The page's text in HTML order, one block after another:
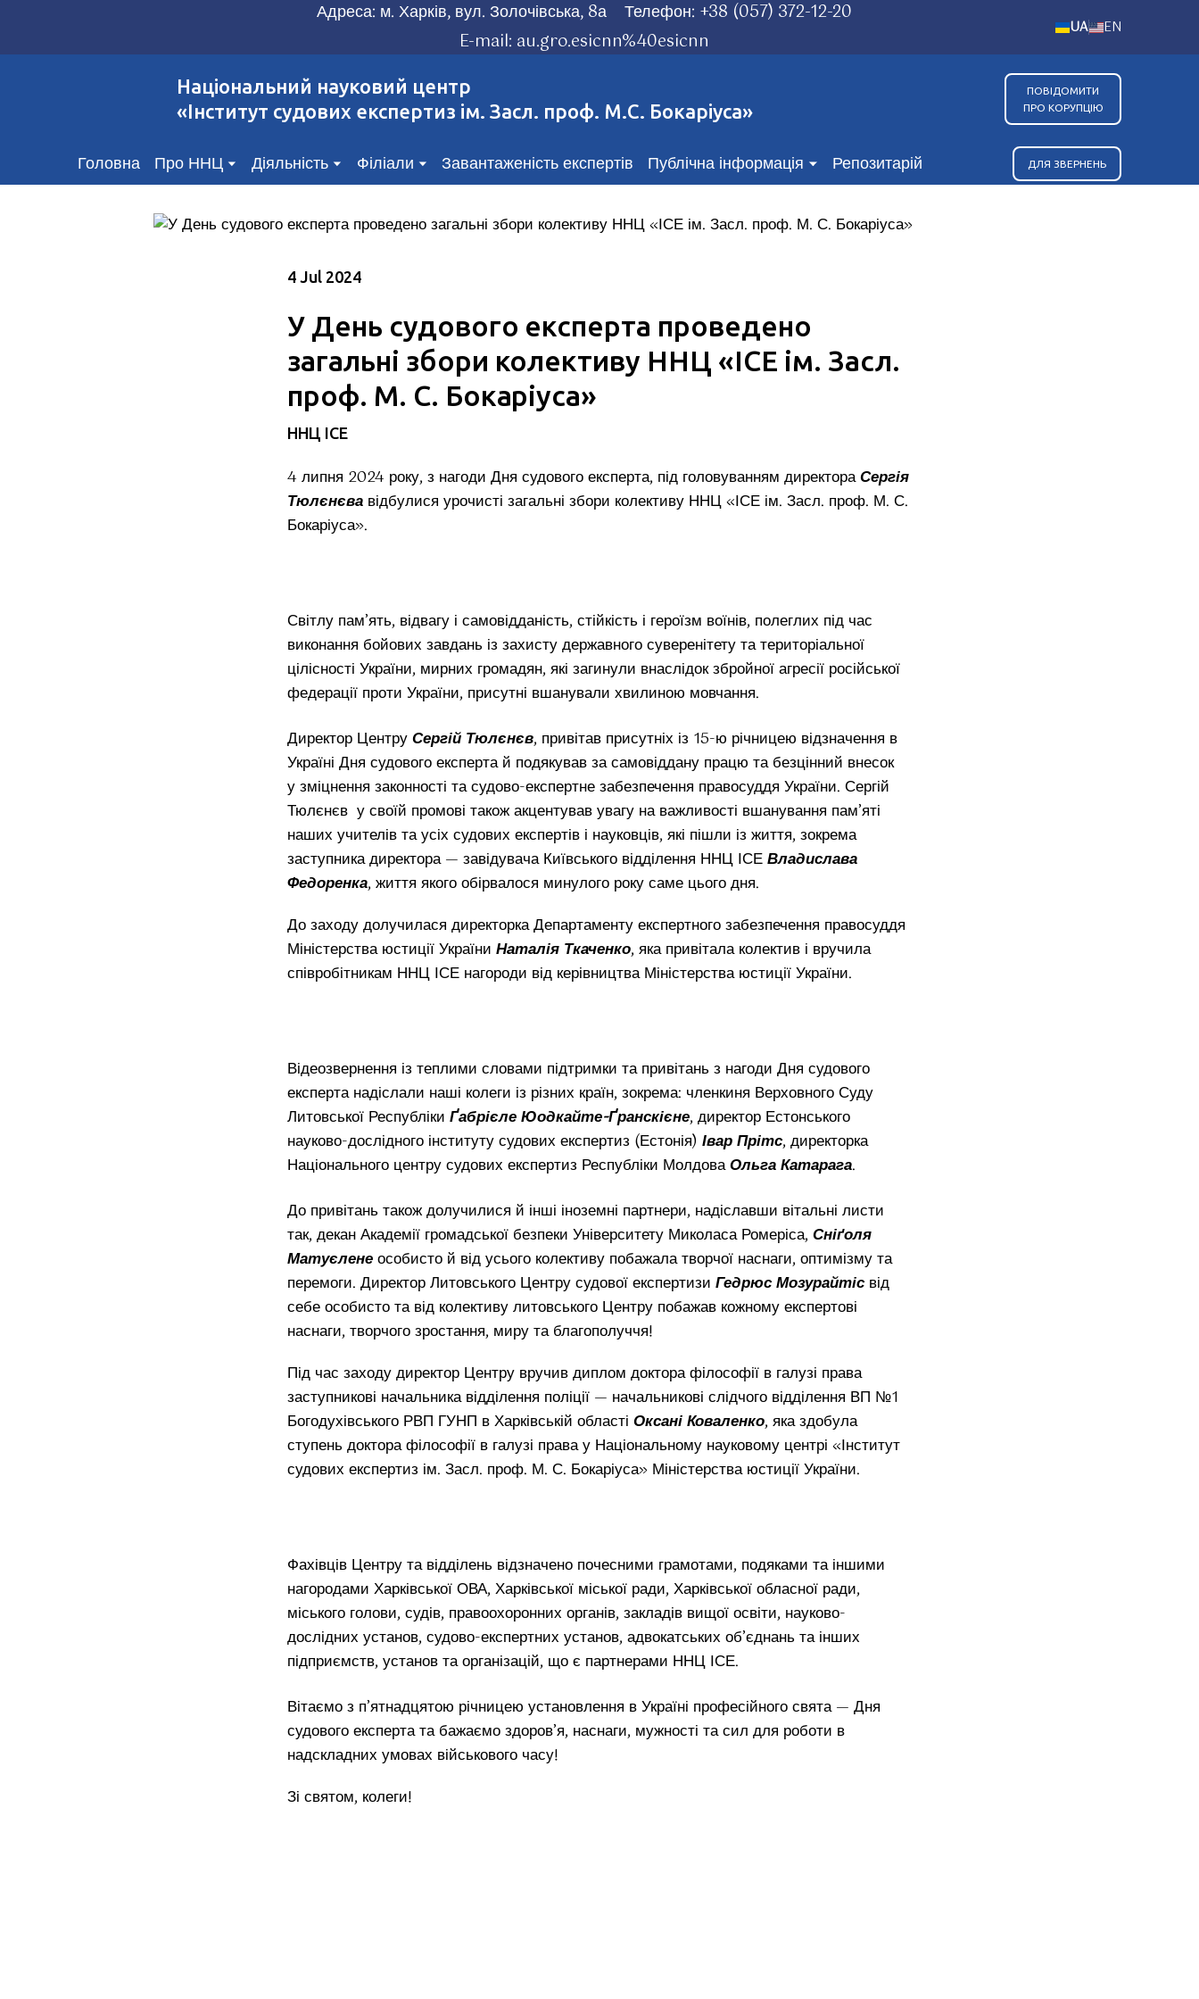
Адреса: м. Харків, вул. Золочівська, 8а Телефон: +38 (057) 372-12-20
E-mail: au.gro.esicnn%40esicnn
UA EN
Національний науковий центр
«Інститут судових експертиз ім. Засл. проф. М.С. Бокаріуса»
ПОВІДОМИТИ
ПРО КОРУПЦІЮ
Головна Про ННЦ Діяльність Філіали Завантаженість експертів Публічна інформація Репозитарій ДЛЯ ЗВЕРНЕНЬ
4 Jul 2024
У День судового експерта проведено
загальні збори колективу ННЦ «ІСЕ ім. Засл.
проф. М. С. Бокаріуса»
ННЦ ІСЕ
4 липня 2024 року, з нагоди Дня судового експерта, під головуванням директораСергія
Тюлєнєва відбулися урочисті загальні збори колективу ННЦ «ІСЕ ім. Засл. проф. М. С.
Бокаріуса».
Світлу пам’ять, відвагу і самовідданість, стійкість і героїзм воїнів, полеглих під час
виконання бойових завдань із захисту державного суверенітету та територіальної
цілісності України, мирних громадян, які загинули внаслідок збройної агресії російської
федерації проти України, присутні вшанували хвилиною мовчання.
Директор ЦентруСергій Тюлєнєв, привітав присутніх із 15-ю річницею відзначення в
Україні Дня судового експерта й подякував за самовіддану працю та безцінний внесок
у зміцнення законності та судово-експертне забезпечення правосуддя України. Сергій
Тюлєнєв у своїй промові також акцентував увагу на важливості вшанування пам’яті
наших учителів та усіх судових експертів і науковців, які пішли із життя, зокрема
заступника директора — завідувача Київського відділення ННЦ ІСЕВладислава
Федоренка, життя якого обірвалося минулого року саме цього дня.
До заходу долучилася директорка Департаменту експертного забезпечення правосуддя
Міністерства юстиції України Наталія Ткаченко, яка привітала колектив і вручила
співробітникам ННЦ ІСЕ нагороди від керівництва Міністерства юстиції України.
Відеозвернення із теплими словами підтримки та привітань з нагоди Дня судового
експерта надіслали наші колеги із різних країн, зокрема: членкиня Верховного Суду
Литовської Республіки Ґабрієле Юодкайте-Ґранскієне, директор Естонського
науково-дослідного інституту судових експертиз (Естонія) Івар Прітс, директорка
Національного центру судових експертиз Республіки МолдоваОльга Катарага.
До привітань також долучилися й інші іноземні партнери, надіславши вітальні листи
так, декан Академії громадської безпеки Університету Миколаса Ромеріса, Сніґоля
Матуєленеособисто й від усього колективу побажала творчої наснаги, оптимізму та
перемоги. Директор Литовського Центру судової експертизи Гедрюс Мозурайтіс від
себе особисто та від колективу литовського Центру побажав кожному експертові
наснаги, творчого зростання, миру та благополуччя!
Під час заходу директор Центру вручив диплом доктора філософії в галузі права
заступникові начальника відділення поліції — начальникові слідчого відділення ВП №1
Богодухівського РВП ГУНП в Харківській області Оксані Коваленко, яка здобула
ступень доктора філософії в галузі права у Національному науковому центрі «Інститут
судових експертиз ім. Засл. проф. М. С. Бокаріуса» Міністерства юстиції України.
Фахівців Центру та відділень відзначено почесними грамотами, подяками та іншими
нагородами Харківської ОВА, Харківської міської ради, Харківської обласної ради,
міського голови, судів, правоохоронних органів, закладів вищої освіти, науково-
дослідних установ, судово-експертних установ, адвокатських об’єднань та інших
підприємств, установ та організацій, що є партнерами ННЦ ІСЕ.
Вітаємо з п’ятнадцятою річницею установлення в Україні професійного свята — Дня
судового експерта та бажаємо здоров’я, наснаги, мужності та сил для роботи в
надскладних умовах військового часу!
Зі святом, колеги!